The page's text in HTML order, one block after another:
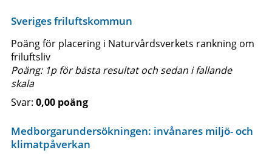
Sveriges friluftskommun
Poäng för placering i Naturvårdsverkets rankning om
friluftsliv
Poäng: 1p för bästa resultat och sedan i fallande
skala
0,00 poäng
Medborgarundersökningen: invånares miljö- och
klimatpåverkan